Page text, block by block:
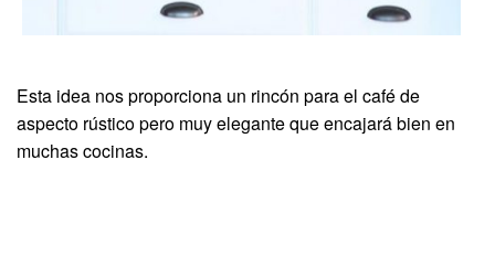
Esta idea nos proporciona un rincón para el café de
aspecto rústico pero muy elegante que encajará bien en
muchas cocinas.